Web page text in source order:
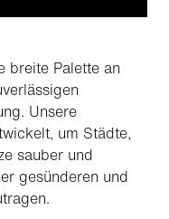
breite Palette an
Unsere
um Städte,
sauber und
gesünderen und